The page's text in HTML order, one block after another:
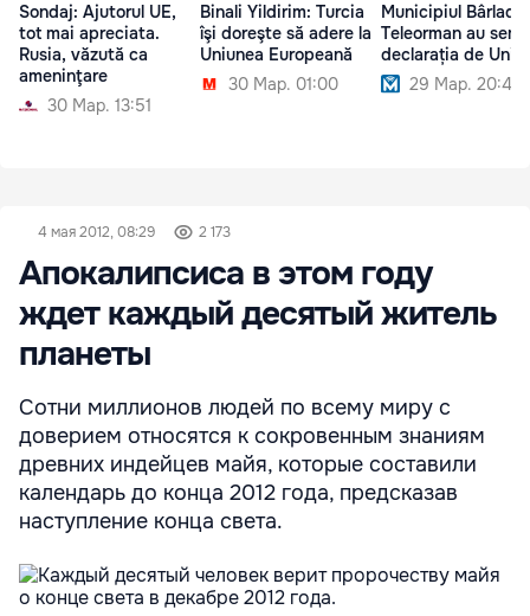
Sondaj: Ajutorul UE,
tot mai apreciata.
Rusia, văzută ca
ameninţare
30 Мар. 13:51
Binali Yildirim: Turcia
îşi doreşte să adere la
Uniunea Europeană
30 Мар. 01:00
Municipiul Bârlad
Teleorman au
declarația de Unire
29 Мар. 20:40
4 мая 2012, 08:29 2 173
Апокалипсиса в этом году
ждет каждый десятый житель
планеты
Сотни миллионов людей по всему миру с
доверием относятся к сокровенным знаниям
древних индейцев майя, которые составили
календарь до конца 2012 года, предсказав
наступление конца света.